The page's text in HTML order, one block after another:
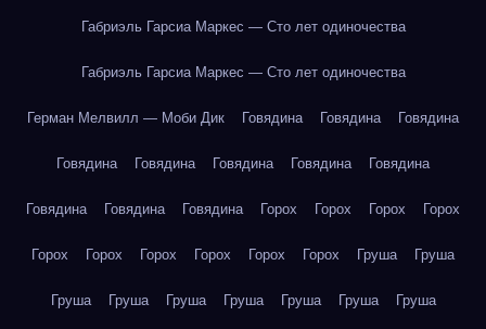
Габриэль Гарсиа Маркес — Сто лет одиночества
Габриэль Гарсиа Маркес — Сто лет одиночества
Герман Мелвилл — Моби Дик Говядина Говядина Говядина
Говядина Говядина Говядина Говядина Говядина
Говядина Говядина Говядина Горох Горох Горох Горох
Горох Горох Горох Горох Горох Горох Груша Груша
Груша Груша Груша Груша Груша Груша Груша